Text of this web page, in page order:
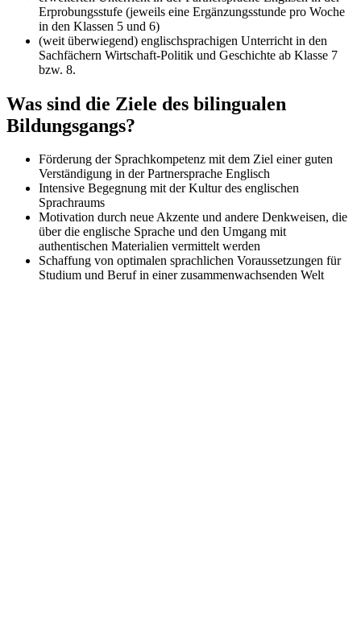
Erprobungsstufe (jeweils eine Ergänzungs­stunde pro Woche
in den Klassen 5 und 6)
(weit überwiegend) englischsprachigen Unterricht in den
Sachfächern Wirtschaft-Politik und Geschichte ab Klasse 7
bzw. 8.
Was sind die Ziele des bilingualen
Bildungsgangs?
Förderung der Sprachkompetenz mit dem Ziel einer guten
Verständigung in der Partnersprache Englisch
Intensive Begegnung mit der Kultur des englischen
Sprachraums
Motivation durch neue Akzente und andere Denkweisen, die
über die englische Sprache und den Umgang mit
authentischen Materialien vermittelt werden
Schaffung von optimalen sprachlichen Voraussetzungen für
Studium und Beruf in einer zusammenwachsenden Welt